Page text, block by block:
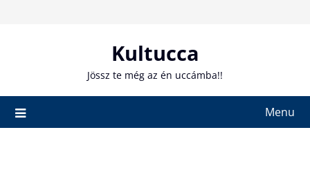
Kultucca
Jössz te még az én uccámba!!
Menu